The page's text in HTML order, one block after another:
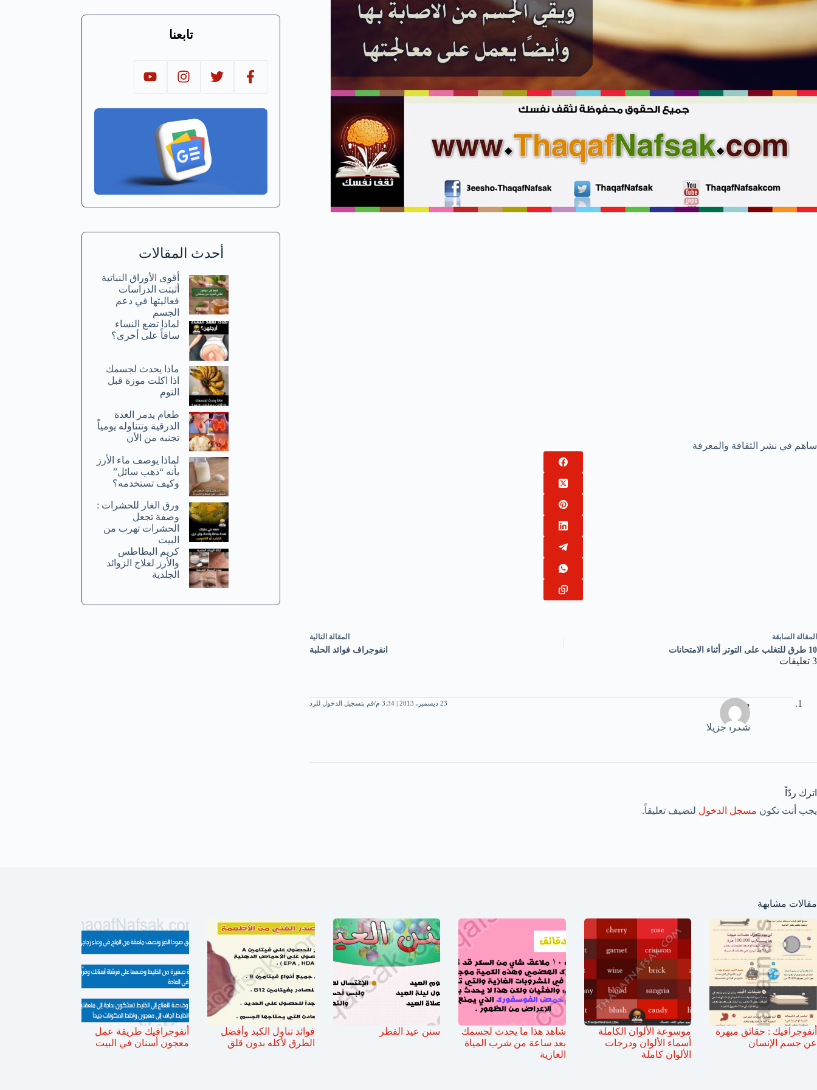
ساهم في نشر الثقافة والمعرفة
المقالة السابقة
10 طرق للتغلب على التوتر أثناء الامتحانات
المقالة التالية
انفوجراف فوائد الحلبة
3 تعليقات
مهند 23 ديسمبر، 2013 | 3:34 م قم بتسجيل الدخول للرد
شكرا جزيلا
اترك ردّاً
يجب أنت تكون مسجل الدخول لتضيف تعليقاً.
تابعنا
أحدث المقالات
أقوى الأوراق النباتية
أثبتت الدراسات
فعاليتها في دعم
الجسم
لماذا تضع النساء
ساقاً على أخرى؟
ماذا يحدث لجسمك
اذا اكلت موزة قبل
النوم
طعام يدمر الغدة
الدرقية وتتناوله يومياً
تجنبه من الأن
لماذا يوصف ماء الأرز
بأنه “ذهب سائل”
وكيف تستخدمه؟
ورق الغار للحشرات :
وصفة تجعل
الحشرات تهرب من
البيت
كريم البطاطس
والأرز لعلاج الزوائد
الجلدية
مقالات مشابهة
أنفوجرافيك : حقائق مبهرة
عن جسم الإنسان
موسوعة الألوان الكاملة
أسماء الألوان ودرجات
الألوان كاملة
شاهد هذا ما يحدث لجسمك
بعد ساعة من شرب المياة
الغازية
سنن عيد الفطر
فوائد تناول الكبد وأفضل
الطرق لأكله بدون قلق
أنفوجرافيك طريقة عمل
معجون أسنان في البيت